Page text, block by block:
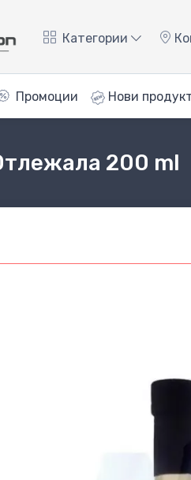
Категории
Промоции Нови
200 ml